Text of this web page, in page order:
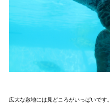
広大な敷地には見どころがいっぱいです。